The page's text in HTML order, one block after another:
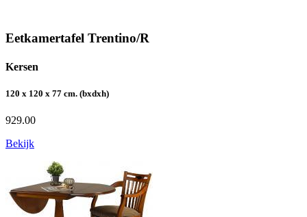
Eetkamertafel Trentino/R
Kersen
120 x 120 x 77 cm. (bxdxh)
929.00
Bekijk